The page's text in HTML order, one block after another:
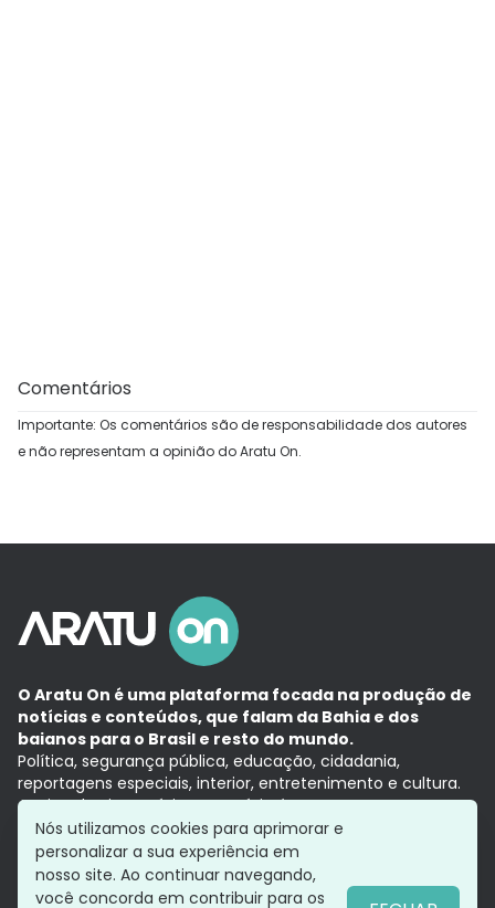
Comentários
Importante: Os comentários são de responsabilidade dos autores
e não representam a opinião do Aratu On.
O Aratu On é uma plataforma focada na produção de
notícias e conteúdos, que falam da Bahia e dos
baianos para o Brasil e resto do mundo.
Política, segurança pública, educação, cidadania,
reportagens especiais, interior, entretenimento e cultura.
Aqui, tudo vira notícia e a notícia é no tempo presente,
com a credibilidade do Grupo Aratu.
Grupo Aratu
Política de privacidade
Nós utilizamos cookies para aprimorar e
personalizar a sua experiência em
nosso site. Ao continuar navegando,
você concorda em contribuir para os